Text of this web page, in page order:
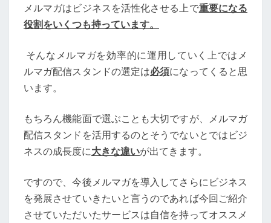
メルマガはビジネスを活性化させる上で重要になる
役割をいくつも持っています。
そんなメルマガを効率的に運用していく上ではメ
ルマガ配信スタンドの選定は必須になってくると思
います。
もちろん機能面で選ぶことも大切ですが、メルマガ
配信スタンドを活用するのとそうでないとではビジ
ネスの成長度に大きな違いが出てきます。
ですので、今後メルマガを導入してさらにビジネス
を発展させていきたいと言うのであれば今回ご紹介
させていただいたサービスは自信を持ってオススメ